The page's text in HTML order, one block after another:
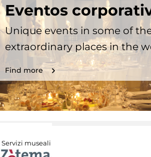
Eventos
Unique events in some of
extraordinary places in the
Find more
Servizi museali